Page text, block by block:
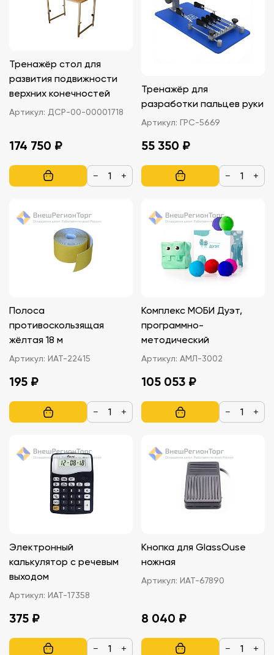
Тренажёр стол для
развития подвижности
верхних конечностей
Артикул: ДСР-00-00001718
174 750 ₽
− +
Тренажёр для
разработки пальцев руки
Артикул: ГРС-5669
55 350 ₽
− +
Полоса
противоскользящая
жёлтая 18 м
Артикул: ИАТ-22415
195 ₽
− +
Комплекс МОБИ Дуэт,
программно-
методический
Артикул: АМЛ-3002
105 053 ₽
− +
Электронный
калькулятор с речевым
выходом
Артикул: ИАТ-17358
375 ₽
− +
Кнопка для GlassOuse
ножная
Артикул: ИАТ-67890
8 040 ₽
− +